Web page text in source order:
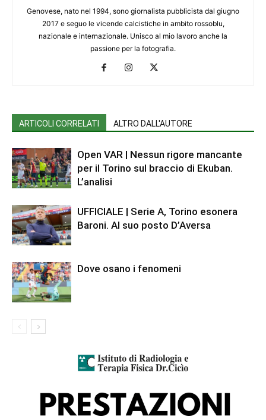
Genovese, nato nel 1994, sono giornalista pubblicista dal giugno
2017 e seguo le vicende calcistiche in ambito rossoblu,
nazionale e internazionale. Unisco al mio lavoro anche la
passione per la fotografia.
ARTICOLI CORRELATI ALTRO DALL'AUTORE
Open VAR | Nessun rigore mancante
per il Torino sul braccio di Ekuban.
L’analisi
UFFICIALE | Serie A, Torino esonera
Baroni. Al suo posto D’Aversa
Dove osano i fenomeni